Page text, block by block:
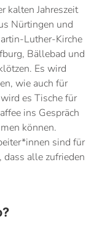
kalten Jahreszeit
Nürtingen und
Luther-Kirche
Bällebad und
Es wird
wie auch für
es Tische für
ins Gespräch
können.
sind für
dass alle zufrieden